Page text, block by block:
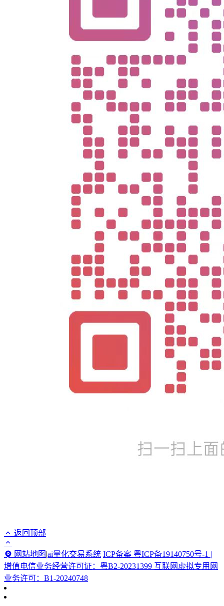
返回顶部
网站地图 |ai量化交易系统 ICP备案 粤ICP备19140750号-1 |
增值电信业务经营许可证：粤B2-20231399 互联网虚拟专用网
业务许可：B1-20240748